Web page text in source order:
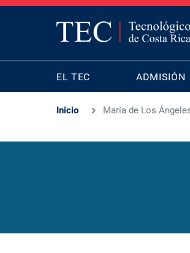
MAIN
NAVIGATION
EL TEC ADMISIÓN
Inicio María de Los